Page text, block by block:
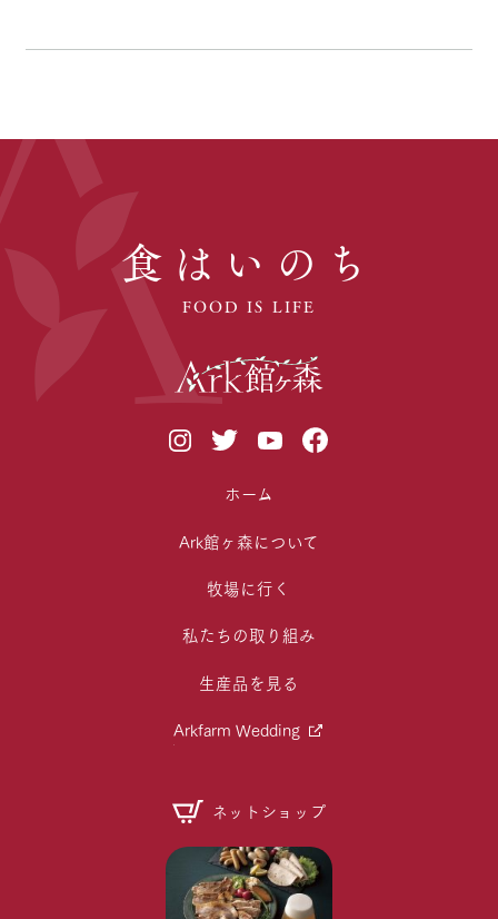
食はいのち
FOOD IS LIFE
ホーム
Ark館ヶ森について
牧場に行く
私たちの取り組み
生産品を見る
Arkfarm Wedding
ネットショップ